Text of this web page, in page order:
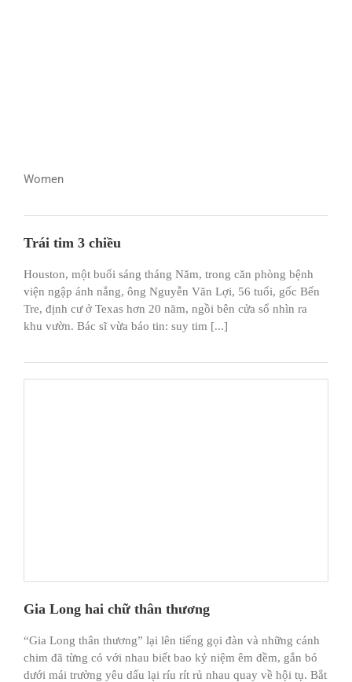
Women
Trái tim 3 chiều
Houston, một buổi sáng tháng Năm, trong căn phòng bệnh
viện ngập ánh nắng, ông Nguyễn Văn Lợi, 56 tuổi, gốc Bến
Tre, định cư ở Texas hơn 20 năm, ngồi bên cửa sổ nhìn ra
khu vườn. Bác sĩ vừa báo tin: suy tim [...]
Gia Long hai chữ thân thương
“Gia Long thân thương” lại lên tiếng gọi đàn và những cánh
chim đã từng có với nhau biết bao kỷ niệm êm đềm, gắn bó
dưới mái trường yêu dấu lại ríu rít rủ nhau quay về hội tụ. Bắt